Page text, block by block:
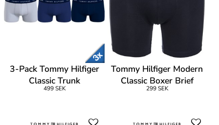
3-Pack Tommy Hilfiger
Classic Trunk
499 SEK
Tommy Hilfiger Modern
Classic Boxer Brief
299 SEK